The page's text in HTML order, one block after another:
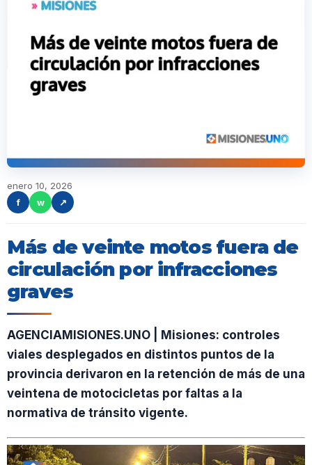
enero 10, 2026
f
w ↗
Más de veinte motos fuera de
circulación por infracciones
graves
AGENCIAMISIONES.UNO | Misiones: controles
viales desplegados en distintos puntos de la
provincia derivaron en la retención de más de una
veintena de motocicletas por faltas a la
normativa de tránsito vigente.